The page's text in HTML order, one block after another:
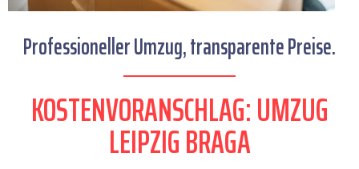
Professioneller Umzug, transparente Preise.
KOSTENVORANSCHLAG: UMZUG
LEIPZIG BRAGA